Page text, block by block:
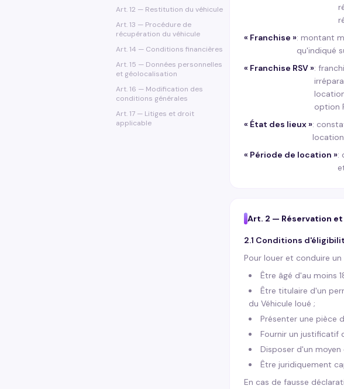
Art. 12 — Restitution du véhicule
Art. 13 — Procédure de
récupération du véhicule
Art. 14 — Conditions financières
Art. 15 — Données personnelles
et géolocalisation
Art. 16 — Modification des
conditions générales
Art. 17 — Litiges et droit
applicable
« Franchise »: montant
qu'indiqué
« Franchise RSV »:
option
« État des lieux »:
« Période de location »:
Art. 2 — Réservation
2.1 Conditions
Pour louer et conduire
Être âgé d'au moins
Être titulaire d'un
du Véhicule loué ;
Présenter une pièce
Fournir un justificatif
Disposer d'un
Être juridiquement
En cas de fausse